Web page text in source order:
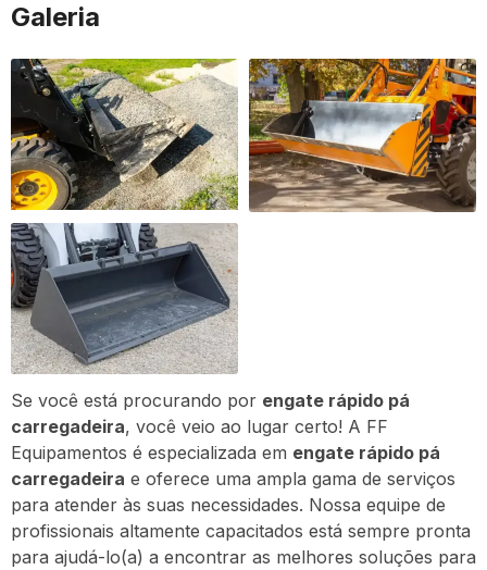
Galeria
Se você está procurando por engate rápido pá
carregadeira, você veio ao lugar certo! A FF
Equipamentos é especializada em engate rápido pá
carregadeira e oferece uma ampla gama de serviços
para atender às suas necessidades. Nossa equipe de
profissionais altamente capacitados está sempre pronta
para ajudá-lo(a) a encontrar as melhores soluções para